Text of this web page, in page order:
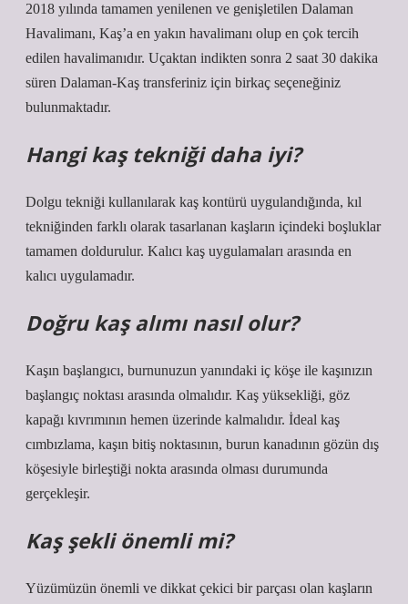
2018 yılında tamamen yenilenen ve genişletilen Dalaman
Havalimanı, Kaş’a en yakın havalimanı olup en çok tercih
edilen havalimanıdır. Uçaktan indikten sonra 2 saat 30 dakika
süren Dalaman-Kaş transferiniz için birkaç seçeneğiniz
bulunmaktadır.
Hangi kaş tekniği daha iyi?
Dolgu tekniği kullanılarak kaş kontürü uygulandığında, kıl
tekniğinden farklı olarak tasarlanan kaşların içindeki boşluklar
tamamen doldurulur. Kalıcı kaş uygulamaları arasında en
kalıcı uygulamadır.
Doğru kaş alımı nasıl olur?
Kaşın başlangıcı, burnunuzun yanındaki iç köşe ile kaşınızın
başlangıç ​​noktası arasında olmalıdır. Kaş yüksekliği, göz
kapağı kıvrımının hemen üzerinde kalmalıdır. İdeal kaş
cımbızlama, kaşın bitiş noktasının, burun kanadının gözün dış
köşesiyle birleştiği nokta arasında olması durumunda
gerçekleşir.
Kaş şekli önemli mi?
Yüzümüzün önemli ve dikkat çekici bir parçası olan kaşların